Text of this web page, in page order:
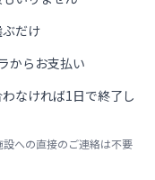
だけ
からお支払い
なければ1日で終了し
への直接のご連絡は不要